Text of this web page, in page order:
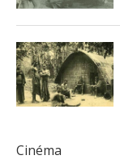
Cinéma